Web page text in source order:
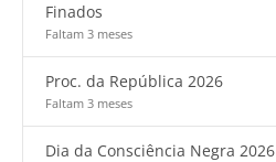
Finados
Faltam 3 meses
Proc. da República 2026
Faltam 3 meses
Dia da Consciência Negra 2026